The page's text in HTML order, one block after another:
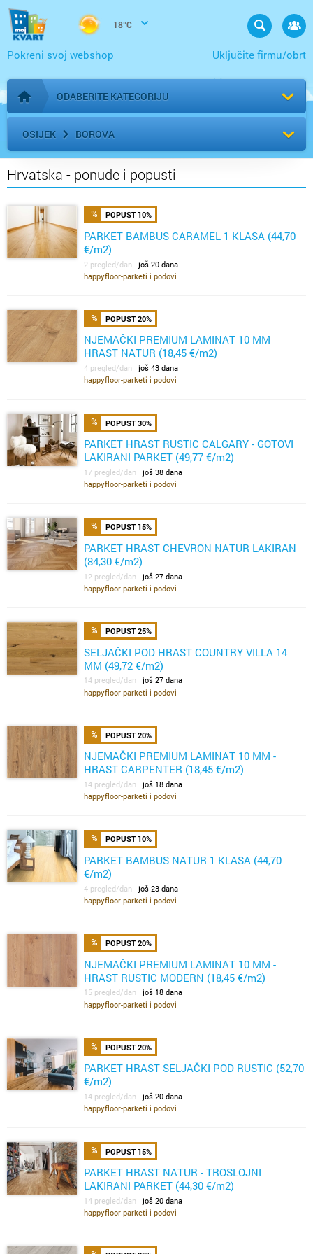
18°C
Uključite firmu/obrt
Pokreni svoj webshop
Početna stranica
ODABERITE KATEGORIJU
OSIJEK BOROVA
Hrvatska - ponude i popusti
POPUST 10%
PARKET BAMBUS CARAMEL 1 KLASA (44,70
€/m2)
2 pregled/dan još 20 dana
happyfloor-parketi i podovi
POPUST 20%
NJEMAČKI PREMIUM LAMINAT 10 MM
HRAST NATUR (18,45 €/m2)
4 pregled/dan još 43 dana
happyfloor-parketi i podovi
POPUST 30%
PARKET HRAST RUSTIC CALGARY - GOTOVI
LAKIRANI PARKET (49,77 €/m2)
17 pregled/dan još 38 dana
happyfloor-parketi i podovi
POPUST 15%
PARKET HRAST CHEVRON NATUR LAKIRAN
(84,30 €/m2)
12 pregled/dan još 27 dana
happyfloor-parketi i podovi
POPUST 25%
SELJAČKI POD HRAST COUNTRY VILLA 14
MM (49,72 €/m2)
14 pregled/dan još 27 dana
happyfloor-parketi i podovi
POPUST 20%
NJEMAČKI PREMIUM LAMINAT 10 MM -
HRAST CARPENTER (18,45 €/m2)
14 pregled/dan još 18 dana
happyfloor-parketi i podovi
POPUST 10%
PARKET BAMBUS NATUR 1 KLASA (44,70
€/m2)
4 pregled/dan još 23 dana
happyfloor-parketi i podovi
POPUST 20%
NJEMAČKI PREMIUM LAMINAT 10 MM -
HRAST RUSTIC MODERN (18,45 €/m2)
15 pregled/dan još 18 dana
happyfloor-parketi i podovi
POPUST 20%
PARKET HRAST SELJAČKI POD RUSTIC (52,70
€/m2)
14 pregled/dan još 20 dana
happyfloor-parketi i podovi
POPUST 15%
PARKET HRAST NATUR - TROSLOJNI
LAKIRANI PARKET (44,30 €/m2)
14 pregled/dan još 20 dana
happyfloor-parketi i podovi